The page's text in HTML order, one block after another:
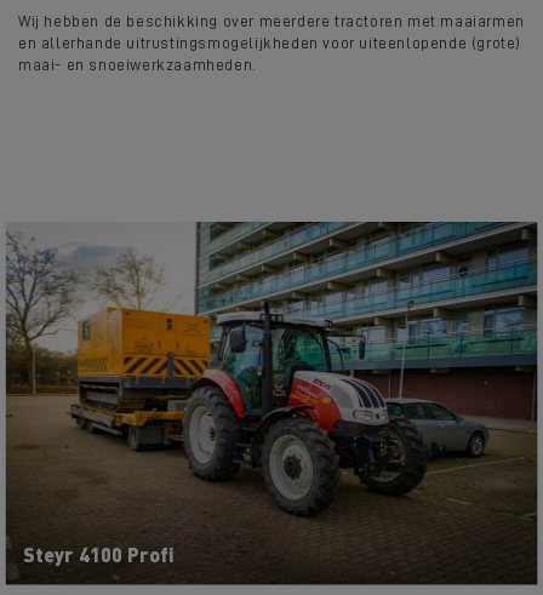
Wij hebben de beschikking over meerdere tractoren met maaiarmen
en allerhande uitrustingsmogelijkheden voor uiteenlopende (grote)
maai- en snoeiwerkzaamheden.
Steyr 4100 Profi